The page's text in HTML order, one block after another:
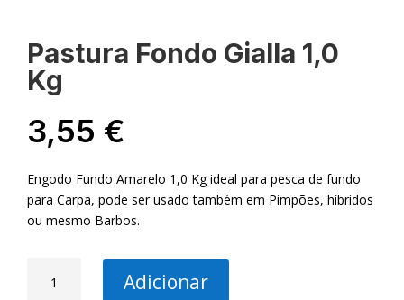
Pastura Fondo Gialla 1,0
Kg
3,55 €
Engodo Fundo Amarelo 1,0 Kg ideal para pesca de fundo
para Carpa, pode ser usado também em Pimpões, híbridos
ou mesmo Barbos.
Adicionar